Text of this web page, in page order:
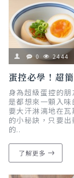
0 2444
身為超級蛋控的
是都想來一顆入
要大汗淋漓地在
的小秘訣，只要
的..
了解更多